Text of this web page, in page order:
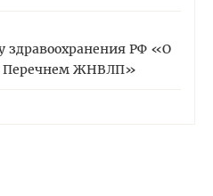
здравоохранения РФ «О
Перечнем ЖНВЛП»